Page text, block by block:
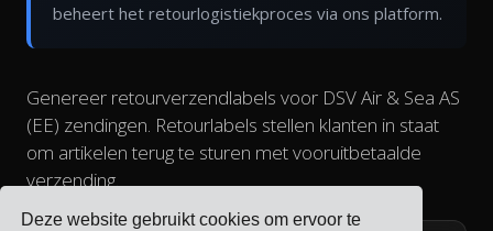
Deze website gebruikt cookies om ervoor te
beheert het retourlogistiekproces via ons platform.
Genereer retourverzendlabels voor DSV Air & Sea AS
(EE) zendingen. Retourlabels stellen klanten in staat
om artikelen terug te sturen met vooruitbetaalde
verzending.